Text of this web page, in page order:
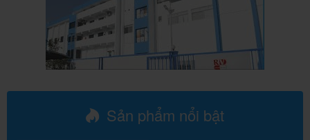
Sản phẩm nổi bật